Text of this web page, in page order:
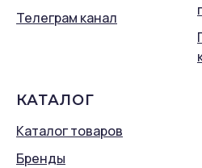
Телеграм канал
КАТАЛОГ
Каталог товаров
Бренды